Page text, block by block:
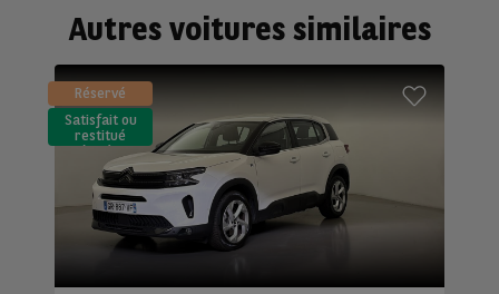
Autres voitures similaires
Réservé
Satisfait ou
restitué
(LLD)*